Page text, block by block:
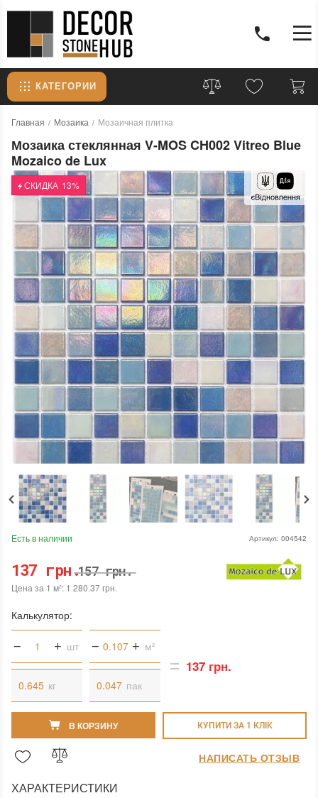
КАТЕГОРИИ
Главная Мозаика Мозаичная плитка
Мозаика стеклянная V-MOS CH002 Vitreo Blue
Mozaico de Lux
СКИДКА 13%
Артикул: 004542
Есть в наличии
137 грн.157 грн.
Цена за 1 м²: 1 280.37 грн.
Калькулятор:
шт м²
кг пак
137 грн.
В КОРЗИНУ КУПИТИ ЗА 1 КЛIК
ХАРАКТЕРИСТИКИ
НАПИСАТЬ ОТЗЫВ